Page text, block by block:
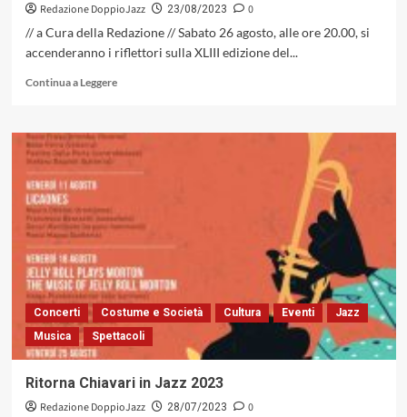
Redazione DoppioJazz 23/08/2023
0
// a Cura della Redazione // Sabato 26 agosto, alle ore 20.00, si
accenderanno i riflettori sulla XLIII edizione del...
Continua a LeggereLeggi
su
IL
IL
43ESIMA
EDIZIONE
DEL
FESTIVAL
INTERNAZIONALE
RUMORI
MEDITERRANEI
Concerti Costume e Società Cultura Eventi
Jazz
Musica
Spettacoli
Ritorna Chiavari in Jazz 2023
Redazione DoppioJazz 28/07/2023
0